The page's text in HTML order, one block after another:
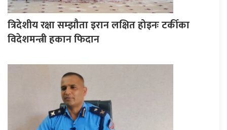
त्रिदेशीय रक्षा सम्झौता इरान लक्षित होइनः टर्कीका
विदेशमन्त्री हकान फिदान